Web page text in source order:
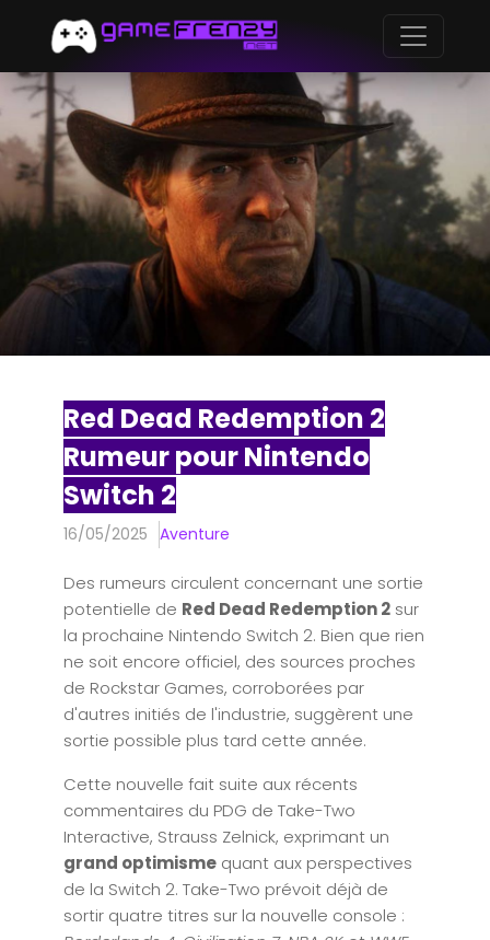
Red Dead Redemption 2
Rumeur pour Nintendo
Switch 2
16/05/2025 Aventure
Des rumeurs circulent concernant une sortie
potentielle de Red Dead Redemption 2 sur
la prochaine Nintendo Switch 2. Bien que rien
ne soit encore officiel, des sources proches
de Rockstar Games, corroborées par
d'autres initiés de l'industrie, suggèrent une
sortie possible plus tard cette année.
Cette nouvelle fait suite aux récents
commentaires du PDG de Take-Two
Interactive, Strauss Zelnick, exprimant un
grand optimisme quant aux perspectives
de la Switch 2. Take-Two prévoit déjà de
sortir quatre titres sur la nouvelle console :